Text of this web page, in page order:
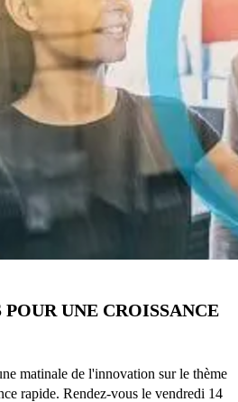
UNE CROISSANCE
matinale de l'innovation sur le thème
rapide. Rendez-vous le vendredi 14